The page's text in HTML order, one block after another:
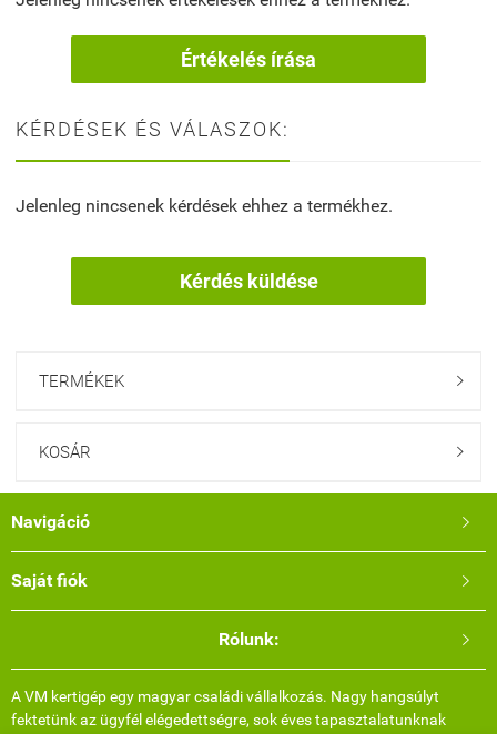
Értékelés írása
KÉRDÉSEK ÉS VÁLASZOK:
Jelenleg nincsenek kérdések ehhez a termékhez.
Kérdés küldése
TERMÉKEK 
KOSÁR 
Navigáció 
Saját fiók 
Rólunk: 
A VM kertigép egy magyar családi vállalkozás. Nagy hangsúlyt
fektetünk az ügyfél elégedettségre, sok éves tapasztalatunknak